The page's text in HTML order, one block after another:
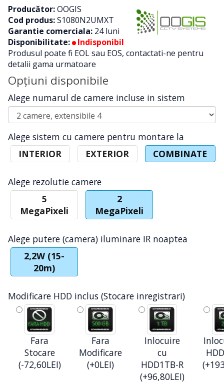
Producător:OOGIS
Cod produs:S1080N2UMXT
Garantie comerciala: 24 luni
Disponibilitate:
Indisponibil
Produsul poate fi EOL sau EOS, contactati-ne pentru
detalii gama urmatoare
Opţiuni disponibile
Alege numarul de camere incluse in sistem
Alege sistem cu camere pentru montare la
INTERIOR
EXTERIOR COMBINATE
Alege rezolutie camere
5
MegaPixeli
2
MegaPixeli
Alege putere (camera) iluminare IR noaptea
2,2W (15-
20m)
Modificare HDD inclus (Stocare inregistrari)
Fara
Stocare
(-72,60LEI)
Fara
Modificare
(+0LEI)
Inlocuire
cu
HDD1TB-R
(+96,80LEI)